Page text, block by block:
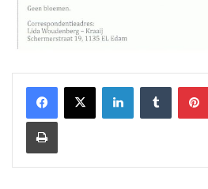
LinkedInTumblr
Print